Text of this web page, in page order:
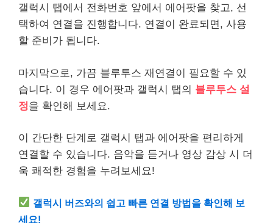
갤럭시 탭에서 전화번호 앞에서 에어팟을 찾고, 선
택하여 연결을 진행합니다. 연결이 완료되면, 사용
할 준비가 됩니다.
마지막으로, 가끔 블루투스 재연결이 필요할 수 있
습니다. 이 경우 에어팟과 갤럭시 탭의 블루투스 설
정을 확인해 보세요.
이 간단한 단계로 갤럭시 탭과 에어팟을 편리하게
연결할 수 있습니다. 음악을 듣거나 영상 감상 시 더
욱 쾌적한 경험을 누려보세요!
갤럭시 버즈와의 쉽고 빠른 연결 방법을 확인해 보
세요!